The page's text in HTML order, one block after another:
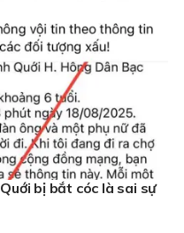
bị bắt cóc là sai sự